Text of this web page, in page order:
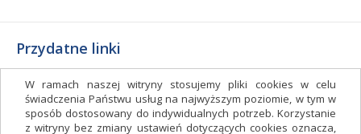
W ramach naszej witryny stosujemy pliki cookies w celu
świadczenia Państwu usług na najwyższym poziomie, w tym w
sposób dostosowany do indywidualnych potrzeb. Korzystanie
z witryny bez zmiany ustawień dotyczących cookies oznacza,
Przydatne linki
Gminny Ośrodek Kultury i Sportu
Gminna Biblioteka Publiczna
facebook.com/gminagrudziadz
Deklaracja dostępności